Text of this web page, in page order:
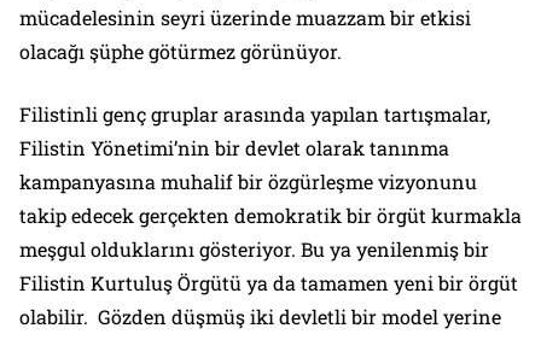
mücadelesinin seyri üzerinde muazzam bir etkisi
olacağı şüphe götürmez görünüyor.
Filistinli genç gruplar arasında yapılan tartışmalar,
Filistin Yönetimi’nin bir devlet olarak tanınma
kampanyasına muhalif bir özgürleşme vizyonunu
takip edecek gerçekten demokratik bir örgüt kurmakla
meşgul olduklarını gösteriyor. Bu ya yenilenmiş bir
Filistin Kurtuluş Örgütü ya da tamamen yeni bir örgüt
olabilir. Gözden düşmüş iki devletli bir model yerine